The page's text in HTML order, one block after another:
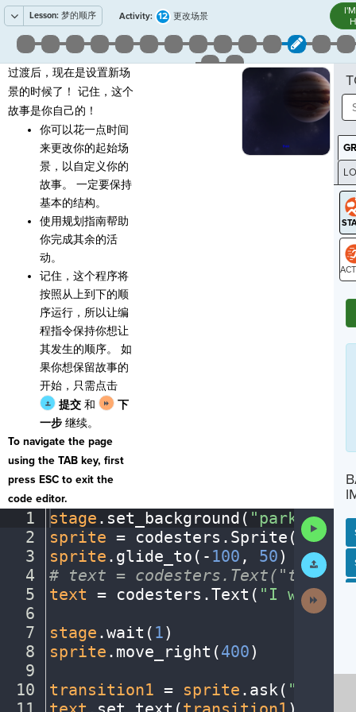
Lesson: 梦的顺序 Activity: 12 更改场景
过渡后，现在是设置新场
景的时候了！ 记住，这个
故事是你自己的！
你可以花一点时间
来更改你的起始场
景，以自定义你的
故事。 一定要保持
基本的结构。
使用规划指南帮助
你完成其余的活
动。
记住，这个程序将
按照从上到下的顺
序运行，所以让编
程指令保持你想让
其发生的顺序。 如
果你想保留故事的
开始，只需点击
提交 和
下
一步 继续。
To navigate the page
using the TAB key, first
press ESC to exit the
code editor.
1
2
3
4
5
6
7
8
9
10
stage . set_background( "park")¬
sprite = codesters . Sprite(
sprite . glide_to( - 100 , 50)
# text = codesters.Text("text", ·
text = codesters .Text( "I went·
stage .wait( 1)
sprite . move_right(400)
transition1 = sprite . ask( "Choose
Code
Work
Activity